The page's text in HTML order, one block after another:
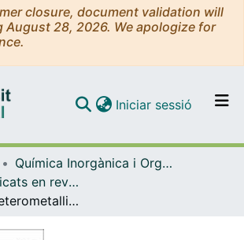
closure, document validation will
August 28, 2026. We apologize for
Navega per tot el DD
Com publicar
Iniciar sessió (current)
Química Inorgànica i Orgànica
Articles publicats en revistes (Química Inorgànica i Orgànica)
Controlled heterometallic composition in linear trinuclear [LnCeLn] lanthanide molecular assemblies